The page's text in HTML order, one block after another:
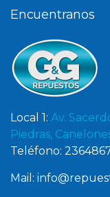
Encuentranos
Local 1: Av.
Piedras,
Teléfono:
Mail: